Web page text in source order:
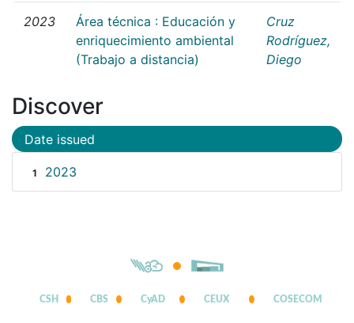
2023
Área técnica : Educación y
enriquecimiento ambiental
(Trabajo a distancia)
Cruz
Rodríguez,
Diego
Discover
Date issued
1 2023
CSH CBS CyAD CEUX COSECOM